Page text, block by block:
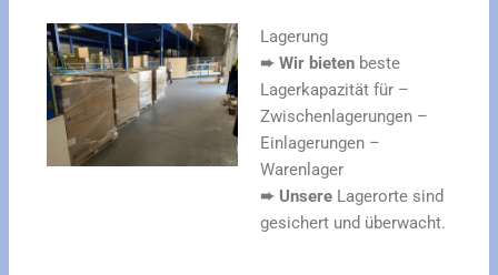
Lagerung
➨ Wir bieten beste
Lagerkapazität für –
Zwischenlagerungen –
Einlagerungen –
Warenlager
➨ Unsere Lagerorte sind
gesichert und überwacht.